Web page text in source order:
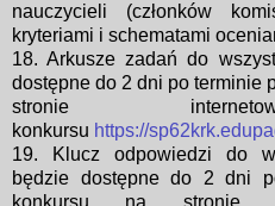
nauczycieli (członków
kryteriami i schematami
18. Arkusze zadań do
dostępne do 2 dni po terminie
stronie
konkursu https://
19. Klucz odpowiedzi do
będzie dostępne do 2 dni
konkursu na stronie